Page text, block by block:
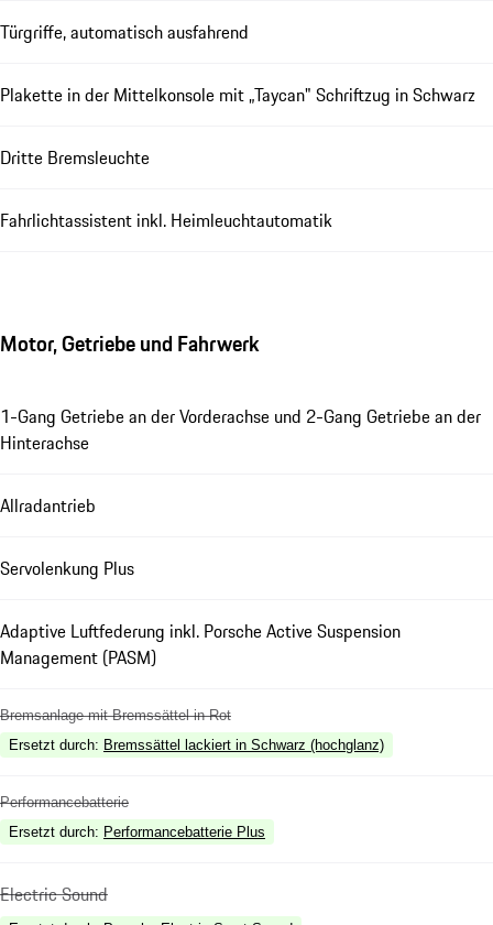
Türgriffe, automatisch ausfahrend
Plakette in der Mittelkonsole mit „Taycan" Schriftzug in Schwarz
Dritte Bremsleuchte
Fahrlichtassistent inkl. Heimleuchtautomatik
Motor, Getriebe und Fahrwerk
1-Gang Getriebe an der Vorderachse und 2-Gang Getriebe an der
Hinterachse
Allradantrieb
Servolenkung Plus
Adaptive Luftfederung inkl. Porsche Active Suspension
Management (PASM)
Bremsanlage mit Bremssättel in Rot
Ersetzt durch: Bremssättel lackiert in Schwarz (hochglanz)
Performancebatterie
Ersetzt durch: Performancebatterie Plus
Electric Sound